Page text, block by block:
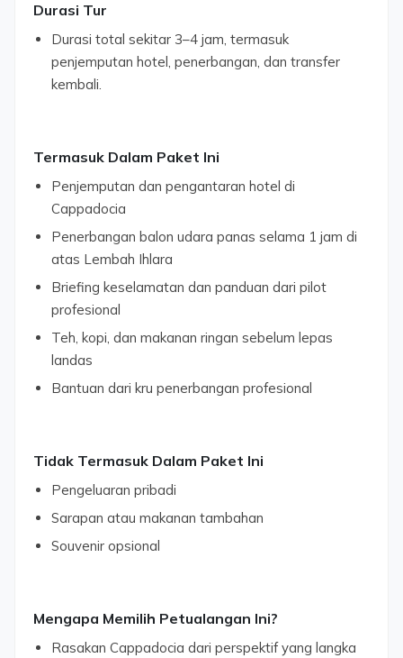
Durasi Tur
Durasi total sekitar 3–4 jam, termasuk
penjemputan hotel, penerbangan, dan transfer
kembali.
Termasuk Dalam Paket Ini
Penjemputan dan pengantaran hotel di
Cappadocia
Penerbangan balon udara panas selama 1 jam di
atas Lembah Ihlara
Briefing keselamatan dan panduan dari pilot
profesional
Teh, kopi, dan makanan ringan sebelum lepas
landas
Bantuan dari kru penerbangan profesional
Tidak Termasuk Dalam Paket Ini
Pengeluaran pribadi
Sarapan atau makanan tambahan
Souvenir opsional
Mengapa Memilih Petualangan Ini?
Rasakan Cappadocia dari perspektif yang langka